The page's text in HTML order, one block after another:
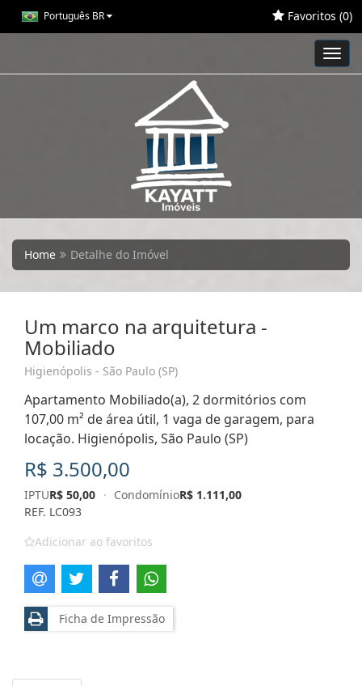
Português BR Favoritos (0)
Home Detalhe do Imóvel
Um marco na arquitetura -
Mobiliado
Higienópolis - São Paulo (SP)
Apartamento Mobiliado(a), 2 dormitórios com
107,00 m² de área útil, 1 vaga de garagem, para
locação. Higienópolis, São Paulo (SP)
R$ 3.500,00
IPTUR$ 50,00 · CondomínioR$ 1.111,00
REF. LC093
Adicionar ao favoritos
Ficha de Impressão